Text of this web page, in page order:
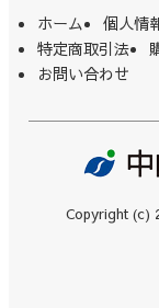
ホーム
個人情
特定商取引法
お問い合わせ
Copyright (c)